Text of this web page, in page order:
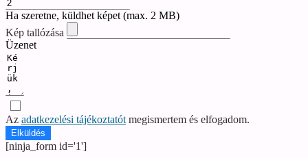
Ha szeretne, küldhet képet (max. 2 MB)
Kép tallózása
Üzenet
Az adatkezelési tájékoztatót megismertem és elfogadom.
Elküldés
[ninja_form id='1']